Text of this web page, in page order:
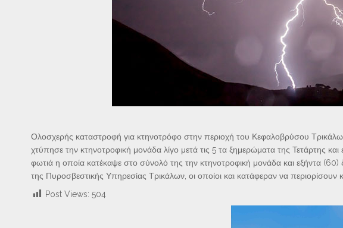
Ολοσχερής καταστροφή για κτηνοτρόφο στην περιοχή του Κεφαλοβρύσου
χτύπησε την κτηνοτροφική μονάδα λίγο μετά τις 5 τα ξημερώματα της Τετάρτης
φωτιά η οποία κατέκαψε στο σύνολό της την κτηνοτροφική μονάδα και εξήντα
της Πυροσβεστικής Υπηρεσίας Τρικάλων, οι οποίοι και κατάφεραν να περιορίσουν
Post Views: 504